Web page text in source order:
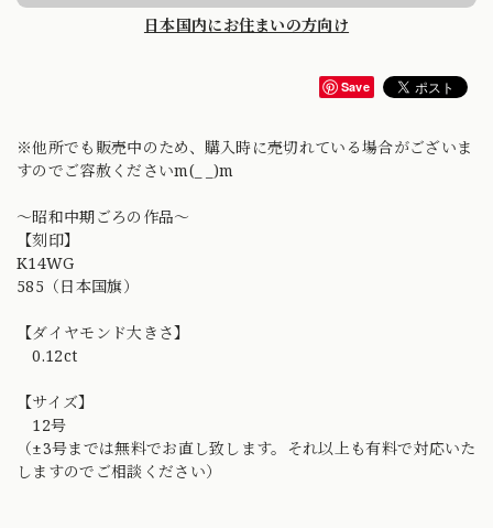
日本国内にお住まいの方向け
Save
※他所でも販売中のため、購入時に売切れている場合がございま
すのでご容赦くださいm(_ _)m
〜昭和中期ごろの作品〜
【刻印】
K14WG
585（日本国旗）
【ダイヤモンド大きさ】
0.12ct
【サイズ】
12号
（±3号までは無料でお直し致します。それ以上も有料で対応いた
しますのでご相談ください）